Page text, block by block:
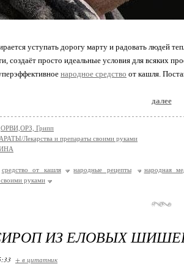
уступать дорогу марту и радовать людей
создаёт просто идеальные условия для всяких
народное средство от кашля.
далее
Грипп
Лекарства и препараты своими руками
средство от кашля народные рецепты
народная
своими руками
ИЗ ЕЛОВЫХ
+ в цитатник